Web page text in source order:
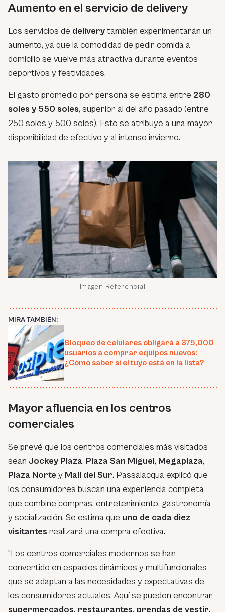
Aumento en el servicio de delivery
Los servicios de deliverytambién experimentarán un
aumento, ya que la comodidad de pedir comida a
domicilio se vuelve más atractiva durante eventos
deportivos y festividades.
El gasto promedio por persona se estima entre 280
soles y 550 soles, superior al del año pasado (entre
250 soles y 500 soles). Esto se atribuye a una mayor
disponibilidad de efectivo y al intenso invierno.
Imagen Referencial
MIRA TAMBIÉN:
Bloqueo de celulares obligará a 375,000
usuarios a comprar equipos nuevos:
¿Cómo saber si el tuyo está en la lista?
Mayor afluencia en los centros
comerciales
Se prevé que los centros comerciales más visitados
sean Jockey Plaza, Plaza San Miguel, Megaplaza,
Plaza Norte y Mall del Sur. Passalacqua explicó que
los consumidores buscan una experiencia completa
que combine compras, entretenimiento, gastronomía
y socialización. Se estima que uno de cada diez
visitantes realizará una compra efectiva.
“Los centros comerciales modernos se han
convertido en espacios dinámicos y multifuncionales
que se adaptan a las necesidades y expectativas de
los consumidores actuales. Aquí se pueden encontrar